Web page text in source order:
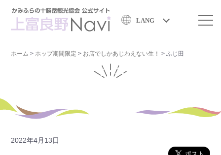
LANG
ホーム >ホップ期間限定 > お店でしかあじわえない生！ >ふじ田
2022年4月13日